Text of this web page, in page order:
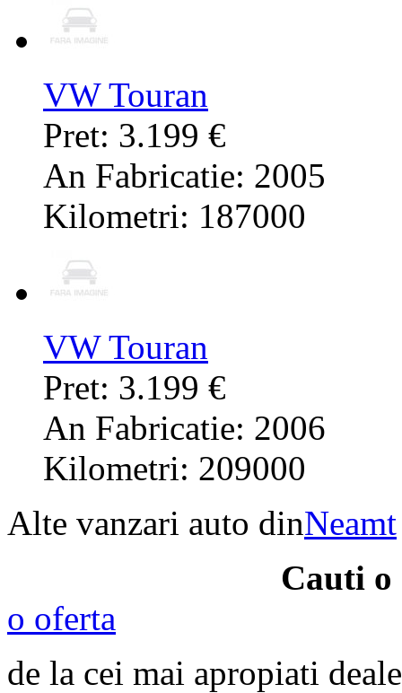
VW Touran
Pret: 3.199 €
An Fabricatie: 2005
Kilometri: 187000
VW Touran
Pret: 3.199 €
An Fabricatie: 2006
Kilometri: 209000
Alte vanzari auto dinNeamt
Cauti o
o oferta
de la cei mai apropiati